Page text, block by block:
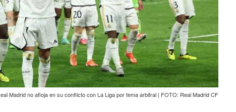
Madrid no afloja en su conflicto con La Liga por tema arbitral | FOTO: Real Madrid CF